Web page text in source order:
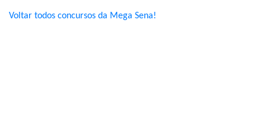
Voltar todos concursos da Mega Sena!